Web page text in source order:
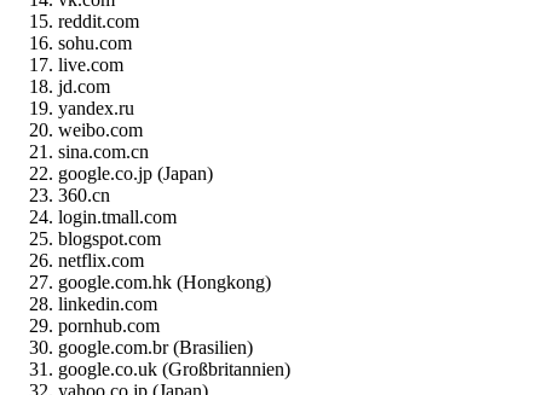
reddit.com
sohu.com
live.com
jd.com
yandex.ru
weibo.com
sina.com.cn
google.co.jp (Japan)
360.cn
login.tmall.com
blogspot.com
netflix.com
google.com.hk (Hongkong)
linkedin.com
pornhub.com
google.com.br (Brasilien)
google.co.uk (Großbritannien)